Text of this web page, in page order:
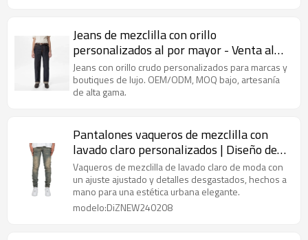
Jeans de mezclilla con orillo
personalizados al por mayor - Venta al
por mayor de telas premium
Jeans con orillo crudo personalizados para marcas y
boutiques de lujo. OEM/ODM, MOQ bajo, artesanía
de alta gama.
Pantalones vaqueros de mezclilla con
lavado claro personalizados | Diseño de
corte ajustado OEM y ODM para marcas y
mayoristas
Vaqueros de mezclilla de lavado claro de moda con
un ajuste ajustado y detalles desgastados, hechos a
mano para una estética urbana elegante.
modelo:DiZNEW240208